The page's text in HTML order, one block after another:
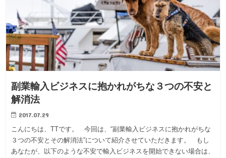
副業輸入ビジネスに抱かれがちな３つの不安と
解消法
2017.07.29
こんにちは、TTです。 今回は、“副業輸入ビジネスに抱かれがちな
３つの不安とその解消法”について紹介させていただきます。 もし
あなたが、以下のような不安で輸入ビジネスを開始できない場合は、